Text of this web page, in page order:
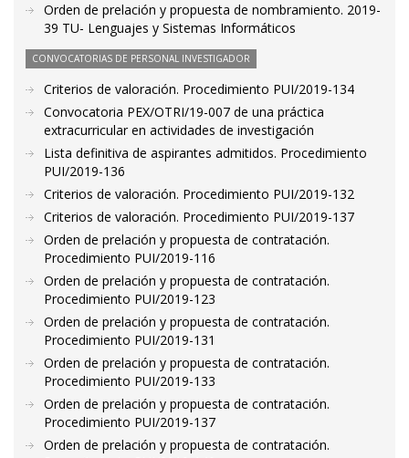
Orden de prelación y propuesta de nombramiento. 2019-
39 TU- Lenguajes y Sistemas Informáticos
CONVOCATORIAS DE PERSONAL INVESTIGADOR
Criterios de valoración. Procedimiento PUI/2019-134
Convocatoria PEX/OTRI/19-007 de una práctica
extracurricular en actividades de investigación
Lista definitiva de aspirantes admitidos. Procedimiento
PUI/2019-136
Criterios de valoración. Procedimiento PUI/2019-132
Criterios de valoración. Procedimiento PUI/2019-137
Orden de prelación y propuesta de contratación.
Procedimiento PUI/2019-116
Orden de prelación y propuesta de contratación.
Procedimiento PUI/2019-123
Orden de prelación y propuesta de contratación.
Procedimiento PUI/2019-131
Orden de prelación y propuesta de contratación.
Procedimiento PUI/2019-133
Orden de prelación y propuesta de contratación.
Procedimiento PUI/2019-137
Orden de prelación y propuesta de contratación.